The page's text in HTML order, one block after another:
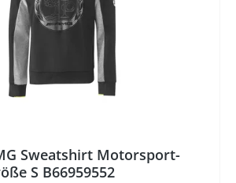
Sweatshirt Motorsport-
S B66959552